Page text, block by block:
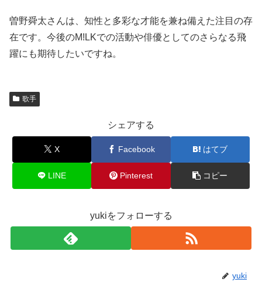
曽野舜太さんは、知性と多彩な才能を兼ね備えた注目の存
在です。今後のM!LKでの活動や俳優としてのさらなる飛
躍にも期待したいですね。
歌手
シェアする
X Facebook はてブ
LINE Pinterest コピー
yukiをフォローする
yuki